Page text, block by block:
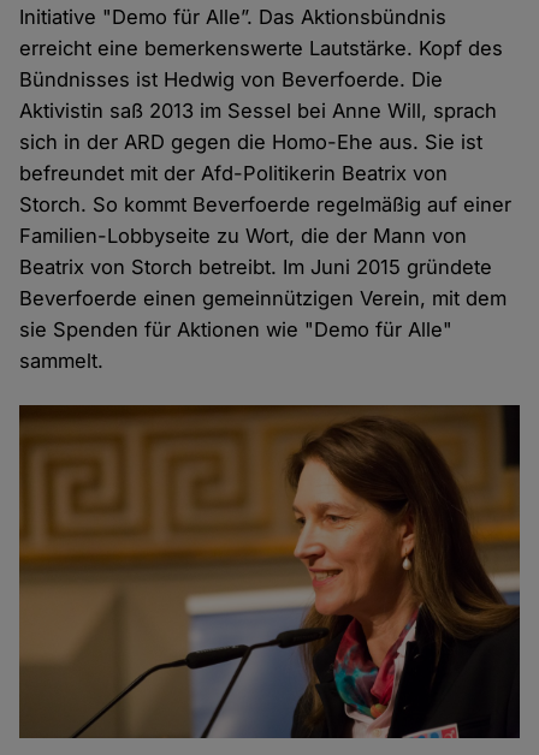
Initiative "Demo für Alle”. Das Aktionsbündnis
erreicht eine bemerkenswerte Lautstärke. Kopf des
Bündnisses ist Hedwig von Beverfoerde. Die
Aktivistin saß 2013 im Sessel bei Anne Will, sprach
sich in der ARD gegen die Homo-Ehe aus. Sie ist
befreundet mit der Afd-Politikerin Beatrix von
Storch. So kommt Beverfoerde regelmäßig auf einer
Familien-Lobbyseite zu Wort, die der Mann von
Beatrix von Storch betreibt. Im Juni 2015 gründete
Beverfoerde einen gemeinnützigen Verein, mit dem
sie Spenden für Aktionen wie "Demo für Alle"
sammelt.